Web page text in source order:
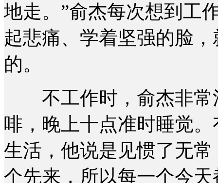
地走。”俞杰每次想到工
起悲痛、学着坚强的脸
的。
不工作时，俞杰非常
啡，晚上十点准时睡觉
生活，他说是见惯了无
个先来，所以每一个今